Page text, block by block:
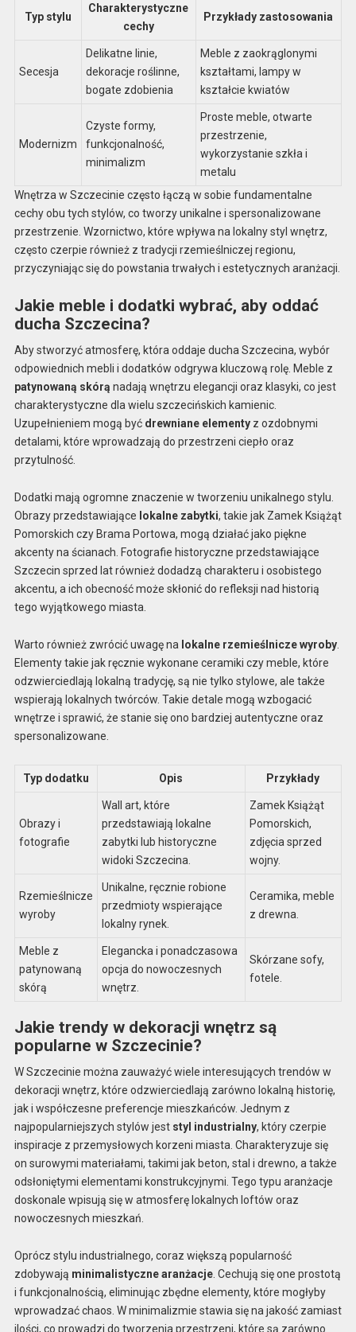
Typ stylu
Charakterystyczne
cechy
Przykłady zastosowania
Secesja
Delikatne linie,
dekoracje roślinne,
bogate zdobienia
Meble z zaokrąglonymi
kształtami, lampy w
kształcie kwiatów
Modernizm
Czyste formy,
funkcjonalność,
minimalizm
Proste meble, otwarte
przestrzenie,
wykorzystanie szkła i
metalu
Wnętrza w Szczecinie często łączą w sobie fundamentalne
cechy obu tych stylów, co tworzy unikalne i spersonalizowane
przestrzenie. Wzornictwo, które wpływa na lokalny styl wnętrz,
często czerpie również z tradycji rzemieślniczej regionu,
przyczyniając się do powstania trwałych i estetycznych aranżacji.
Jakie meble i dodatki wybrać, aby oddać
ducha Szczecina?
Aby stworzyć atmosferę, która oddaje ducha Szczecina, wybór
odpowiednich mebli i dodatków odgrywa kluczową rolę. Meble z
patynowaną skórą nadają wnętrzu elegancji oraz klasyki, co jest
charakterystyczne dla wielu szczecińskich kamienic.
Uzupełnieniem mogą być drewniane elementyz ozdobnymi
detalami, które wprowadzają do przestrzeni ciepło oraz
przytulność.
Dodatki mają ogromne znaczenie w tworzeniu unikalnego stylu.
Obrazy przedstawiające lokalne zabytki, takie jak Zamek Książąt
Pomorskich czy Brama Portowa, mogą działać jako piękne
akcenty na ścianach. Fotografie historyczne przedstawiające
Szczecin sprzed lat również dodadzą charakteru i osobistego
akcentu, a ich obecność może skłonić do refleksji nad historią
tego wyjątkowego miasta.
Warto również zwrócić uwagę na lokalne rzemieślnicze wyroby.
Elementy takie jak ręcznie wykonane ceramiki czy meble, które
odzwierciedlają lokalną tradycję, są nie tylko stylowe, ale także
wspierają lokalnych twórców. Takie detale mogą wzbogacić
wnętrze i sprawić, że stanie się ono bardziej autentyczne oraz
spersonalizowane.
Typ dodatku Opis Przykłady
Obrazy i
fotografie
Wall art, które
przedstawiają lokalne
zabytki lub historyczne
widoki Szczecina.
Zamek Książąt
Pomorskich,
zdjęcia sprzed
wojny.
Rzemieślnicze
wyroby
Unikalne, ręcznie robione
przedmioty wspierające
lokalny rynek.
Ceramika, meble
z drewna.
Meble z
patynowaną
skórą
Elegancka i ponadczasowa
opcja do nowoczesnych
wnętrz.
Skórzane sofy,
fotele.
Jakie trendy w dekoracji wnętrz są
popularne w Szczecinie?
W Szczecinie można zauważyć wiele interesujących trendów w
dekoracji wnętrz, które odzwierciedlają zarówno lokalną historię,
jak i współczesne preferencje mieszkańców. Jednym z
najpopularniejszych stylów jest styl industrialny, który czerpie
inspiracje z przemysłowych korzeni miasta. Charakteryzuje się
on surowymi materiałami, takimi jak beton, stal i drewno, a także
odsłoniętymi elementami konstrukcyjnymi. Tego typu aranżacje
doskonale wpisują się w atmosferę lokalnych loftów oraz
nowoczesnych mieszkań.
Oprócz stylu industrialnego, coraz większą popularność
zdobywają minimalistyczne aranżacje. Cechują się one prostotą
i funkcjonalnością, eliminując zbędne elementy, które mogłyby
wprowadzać chaos. W minimalizmie stawia się na jakość zamiast
ilości, co prowadzi do tworzenia przestrzeni, które są zarówno